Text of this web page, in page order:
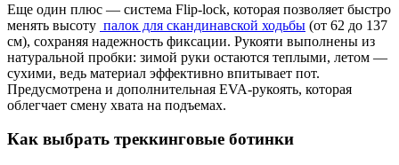
Еще один плюс — система Flip-lock, которая позволяет быстро
менять высоту палок для скандинавской ходьбы (от 62 до 137
см), сохраняя надежность фиксации. Рукояти выполнены из
натуральной пробки: зимой руки остаются теплыми, летом —
сухими, ведь материал эффективно впитывает пот.
Предусмотрена и дополнительная EVA-рукоять, которая
облегчает смену хвата на подъемах.
Как выбрать треккинговые ботинки